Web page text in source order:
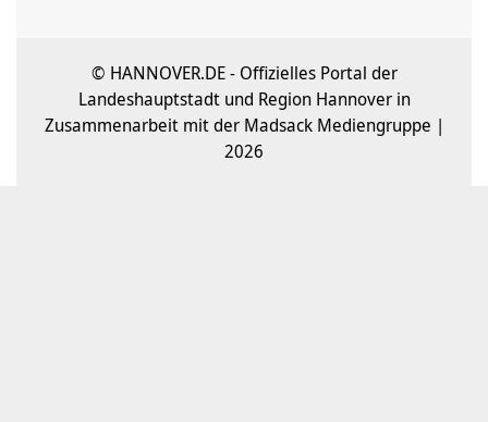
© HANNOVER.DE - Offizielles Portal der
Landeshauptstadt und Region Hannover in
Zusammenarbeit mit der Madsack Mediengruppe |
2026